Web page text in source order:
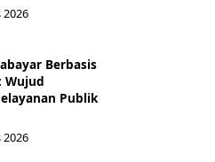
2026
Berbasis
Wujud
Publik
2026